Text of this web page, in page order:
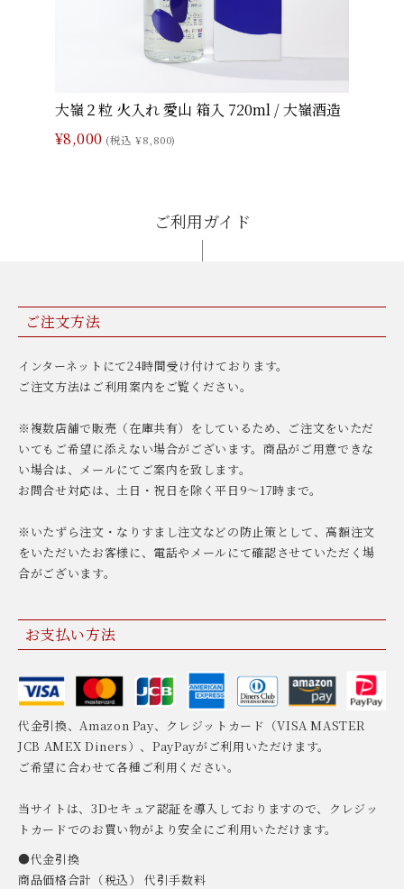
大嶺２粒 火入れ 愛山 箱入 720ml / 大嶺酒造
¥8,000 (税込 ¥8,800)
ご利用ガイド
ご注文方法
インターネットにて24時間受け付けております。
ご注文方法はご利用案内をご覧ください。
※複数店舗で販売（在庫共有）をしているため、ご注文をいただ
いてもご希望に添えない場合がございます。商品がご用意できな
い場合は、メールにてご案内を致します。
お問合せ対応は、土日・祝日を除く平日9〜17時まで。
※いたずら注文・なりすまし注文などの防止策として、高額注文
をいただいたお客様に、電話やメールにて確認させていただく場
合がございます。
お支払い方法
代金引換、Amazon Pay、クレジットカード（VISA MASTER
JCB AMEX Diners）、PayPayがご利用いただけます。
ご希望に合わせて各種ご利用ください。
当サイトは、3Dセキュア認証を導入しておりますので、クレジッ
トカードでのお買い物がより安全にご利用いただけます。
●代金引換
商品価格合計（税込） 代引手数料